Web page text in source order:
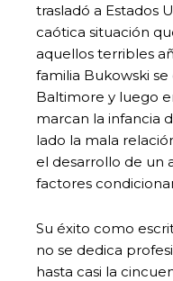
trasladó a Estados
caótica situación
aquellos terribles
familia Bukowski
Baltimore y luego
marcan la infancia
lado la mala
el desarrollo de un
factores
Su éxito como
no se dedica
hasta casi la